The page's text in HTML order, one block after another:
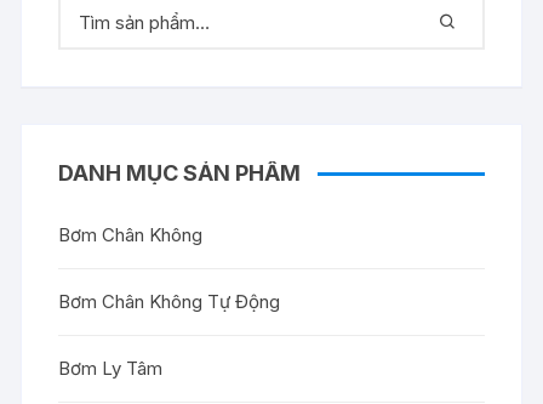
DANH MỤC SẢN PHẨM
Bơm Chân Không
Bơm Chân Không Tự Động
Bơm Ly Tâm